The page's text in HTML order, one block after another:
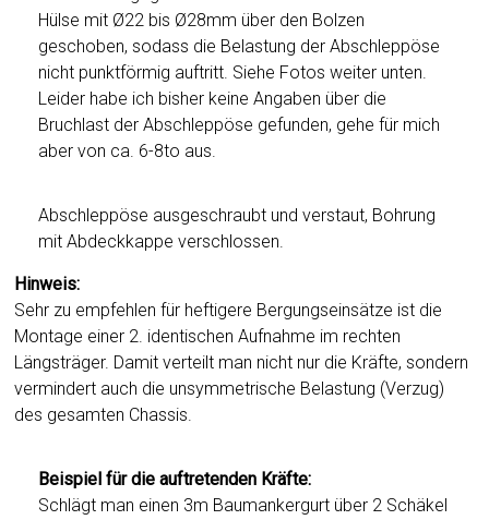
Hülse mit Ø22 bis Ø28mm über den Bolzen
geschoben, sodass die Belastung der Abschleppöse
nicht punktförmig auftritt. Siehe Fotos weiter unten.
Leider habe ich bisher keine Angaben über die
Bruchlast der Abschleppöse gefunden, gehe für mich
aber von ca. 6-8to aus.
Abschleppöse ausgeschraubt und verstaut, Bohrung
mit Abdeckkappe verschlossen.
Hinweis:
Sehr zu empfehlen für heftigere Bergungseinsätze ist die
Montage einer 2. identischen Aufnahme im rechten
Längsträger. Damit verteilt man nicht nur die Kräfte, sondern
vermindert auch die unsymmetrische Belastung (Verzug)
des gesamten Chassis.
Beispiel für die auftretenden Kräfte:
Schlägt man einen 3m Baumankergurt über 2 Schäkel